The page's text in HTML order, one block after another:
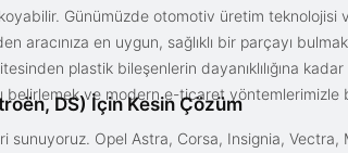
Günümüzde otomotiv üretim teknolojisi
en uygun, sağlıklı bir parçayı
plastik bileşenlerin dayanıklılığına
belirlemek ve modern e-ticaret yöntemlerimizle
DS) İçin Kesin Çözüm
Opel Astra, Corsa, Insignia, Vectra,